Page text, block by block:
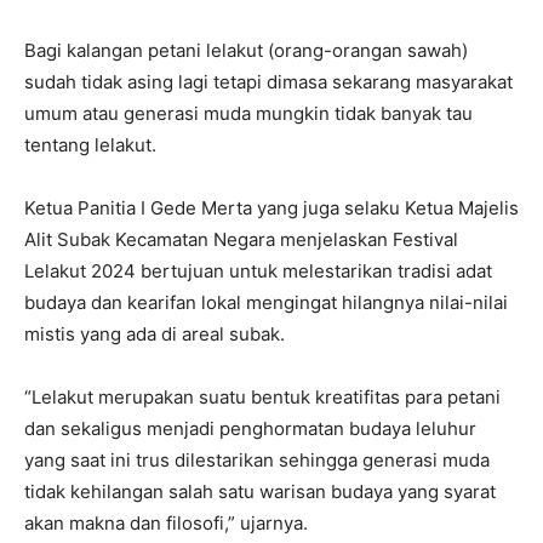
Bagi kalangan petani lelakut (orang-orangan sawah)
sudah tidak asing lagi tetapi dimasa sekarang masyarakat
umum atau generasi muda mungkin tidak banyak tau
tentang lelakut.
Ketua Panitia I Gede Merta yang juga selaku Ketua Majelis
Alit Subak Kecamatan Negara menjelaskan Festival
Lelakut 2024 bertujuan untuk melestarikan tradisi adat
budaya dan kearifan lokal mengingat hilangnya nilai-nilai
mistis yang ada di areal subak.
“Lelakut merupakan suatu bentuk kreatifitas para petani
dan sekaligus menjadi penghormatan budaya leluhur
yang saat ini trus dilestarikan sehingga generasi muda
tidak kehilangan salah satu warisan budaya yang syarat
akan makna dan filosofi,” ujarnya.